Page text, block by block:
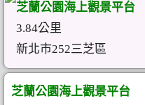
芝蘭公園海上觀景平台
3.84公里
新北市252三芝區
芝蘭公園海上觀景平台